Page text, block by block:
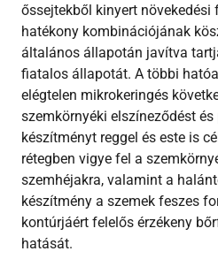
őssejtekből kinyert
hatékony kombinációjának
általános állapotán javítva
fiatalos állapotát. A többi
elégtelen mikrokeringés
szemkörnyéki elszíneződést
készítményt reggel és este is
rétegben vigye fel a
szemhéjakra, valamint a
készítmény a szemek feszes
kontúrjáért felelős érzékeny
hatását.